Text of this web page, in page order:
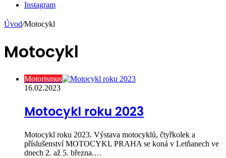
Instagram
Úvod/Motocykl
Motocykl
Motorismus
16.02.2023
Motocykl roku 2023
Motocykl roku 2023. Výstava motocyklů, čtyřkolek a
příslušenství MOTOCYKL PRAHA se koná v Letňanech ve
dnech 2. až 5. března.…